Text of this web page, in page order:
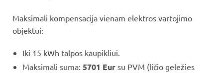
Maksimali kompensacija vienam elektros vartojimo
objektui:
Iki 15 kWh talpos kaupikliui.
Maksimali suma: 5701 Eur su PVM (ličio geležies